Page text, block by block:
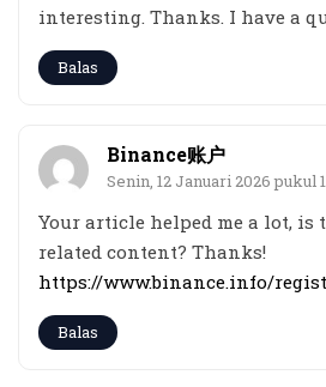
interesting. Thanks. I have a
Balas
Binance账户
Senin, 12 Januari 2026 pukul
Your article helped me a lot, is
related content? Thanks!
https://www.binance.info/
Balas